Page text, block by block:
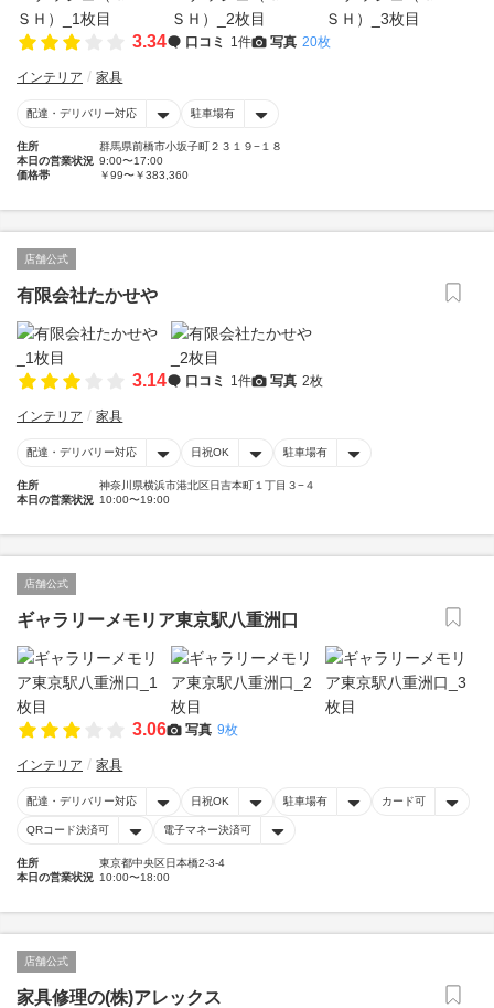
3.34 口コミ 1件 写真 20枚
インテリア 家具
配達・デリバリー対応 駐車場有
住所
群馬県前橋市小坂子町２３１９−１８
本日の営業状況 9:00〜17:00
価格帯
￥99〜￥383,360
店舗公式
有限会社たかせや
3.14 口コミ 1件 写真 2枚
インテリア 家具
配達・デリバリー対応 日祝OK 駐車場有
住所
神奈川県横浜市港北区日吉本町１丁目３−４
本日の営業状況 10:00〜19:00
店舗公式
ギャラリーメモリア東京駅八重洲口
3.06 写真 9枚
インテリア 家具
配達・デリバリー対応 日祝OK 駐車場有 カード可
QRコード決済可 電子マネー決済可
住所
東京都中央区日本橋2-3-4
本日の営業状況 10:00〜18:00
店舗公式
家具修理の(株)アレックス